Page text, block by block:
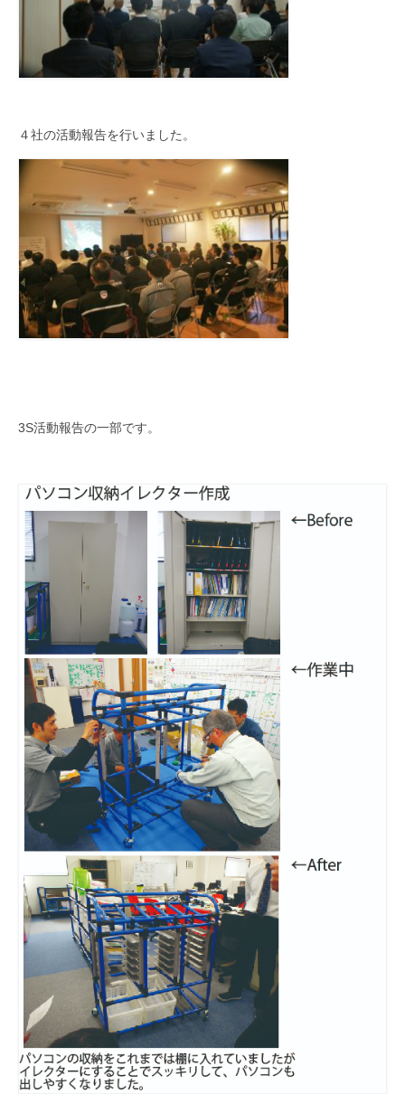
４社の活動報告を行いました。
3S活動報告の一部です。